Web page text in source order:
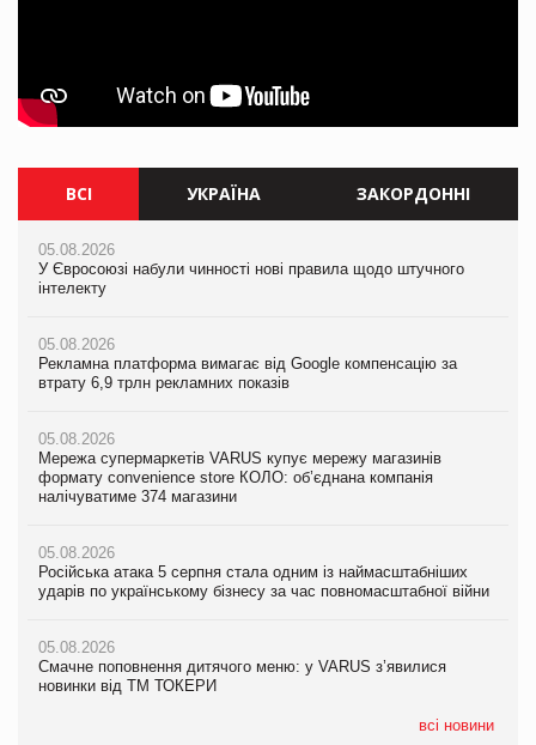
ВСІ УКРАЇНА ЗАКОРДОННІ
05.08.2026
У Євросоюзі набули чинності нові правила щодо штучного
інтелекту
05.08.2026
Рекламна платформа вимагає від Google компенсацію за
втрату 6,9 трлн рекламних показів
05.08.2026
Мережа супермаркетів VARUS купує мережу магазинів
формату convenience store КОЛО: об’єднана компанія
налічуватиме 374 магазини
05.08.2026
Російська атака 5 серпня стала одним із наймасштабніших
ударів по українському бізнесу за час повномасштабної війни
05.08.2026
Смачне поповнення дитячого меню: у VARUS з’явилися
новинки від ТМ ТОКЕРИ
всі новини
05.08.2026
Мережа супермаркетів VARUS купує мережу магазинів
формату convenience store КОЛО: об’єднана компанія
05.08.2026
Російська атака 5 серпня стала одним із наймасштабніших
05.08.2026
Смачне поповнення дитячого меню: у VARUS з’явилися
новинки від ТМ ТОКЕРИ
05.08.2026
Сергій Лісунов про заморожені хлібобулочні вироби на
PrivateLabel&FMCG Master 2026
04.08.2026
Через атаку РФ у Дніпрі пошкоджено склад шоколаду
Millennium
05.08.2026
У Євросоюзі набули чинності нові правила щодо штучного
інтелекту
05.08.2026
Рекламна платформа вимагає від Google компенсацію за
втрату 6,9 трлн рекламних показів
05.08.2026
Adidas витратила понад $1 млрд на маркетинг за квартал
продуктів